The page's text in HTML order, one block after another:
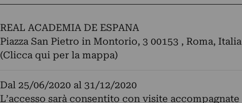
REAL ACADEMIA DE ESPANA
Piazza San Pietro in Montorio, 3 00153 , Roma, Italia
(Clicca qui per la mappa)
Dal 25/06/2020 al 31/12/2020
L’accesso sarà consentito con visite accompagnate